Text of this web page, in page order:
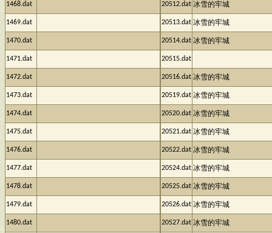
1468.dat
1469.dat
1470.dat
1471.dat
1472.dat
1473.dat
1474.dat
1475.dat
1476.dat
1477.dat
1478.dat
1479.dat
1480.dat
20512.dat 冰雪的牢城
20513.dat 冰雪的牢城
20514.dat 冰雪的牢城
20515.dat
20516.dat 冰雪的牢城
20519.dat 冰雪的牢城
20520.dat 冰雪的牢城
20521.dat 冰雪的牢城
20522.dat 冰雪的牢城
20524.dat 冰雪的牢城
20525.dat 冰雪的牢城
20526.dat 冰雪的牢城
20527.dat 冰雪的牢城